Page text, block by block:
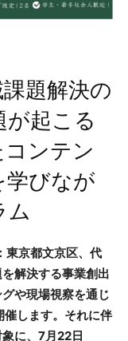
題解決の
が起こる
ンテン
学びなが
ム
東京都文京区、代
解決する事業創出
や現場視察を通じ
します。それに伴
に、7月22日